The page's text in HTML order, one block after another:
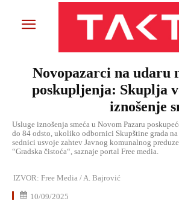
Novopazarci na udaru
poskupljenja: Skuplja
iznošenje
Usluge iznošenja smeća u Novom Pazaru
do 84 odsto, ukoliko odbornici Skupštine grada na
sednici usvoje zahtev Javnog komunalnog
“Gradska čistoća“, saznaje portal Free media.
IZVOR: Free Media / A. Bajrović
10/09/2025